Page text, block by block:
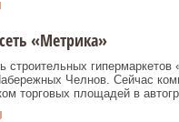
«Метрика»
строительных гипермаркетов
Челнов. Сейчас
торговых площадей в